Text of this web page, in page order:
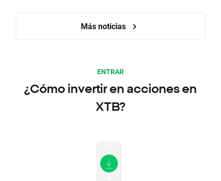
Más noticias
ENTRAR
¿Cómo invertir en acciones en
XTB?